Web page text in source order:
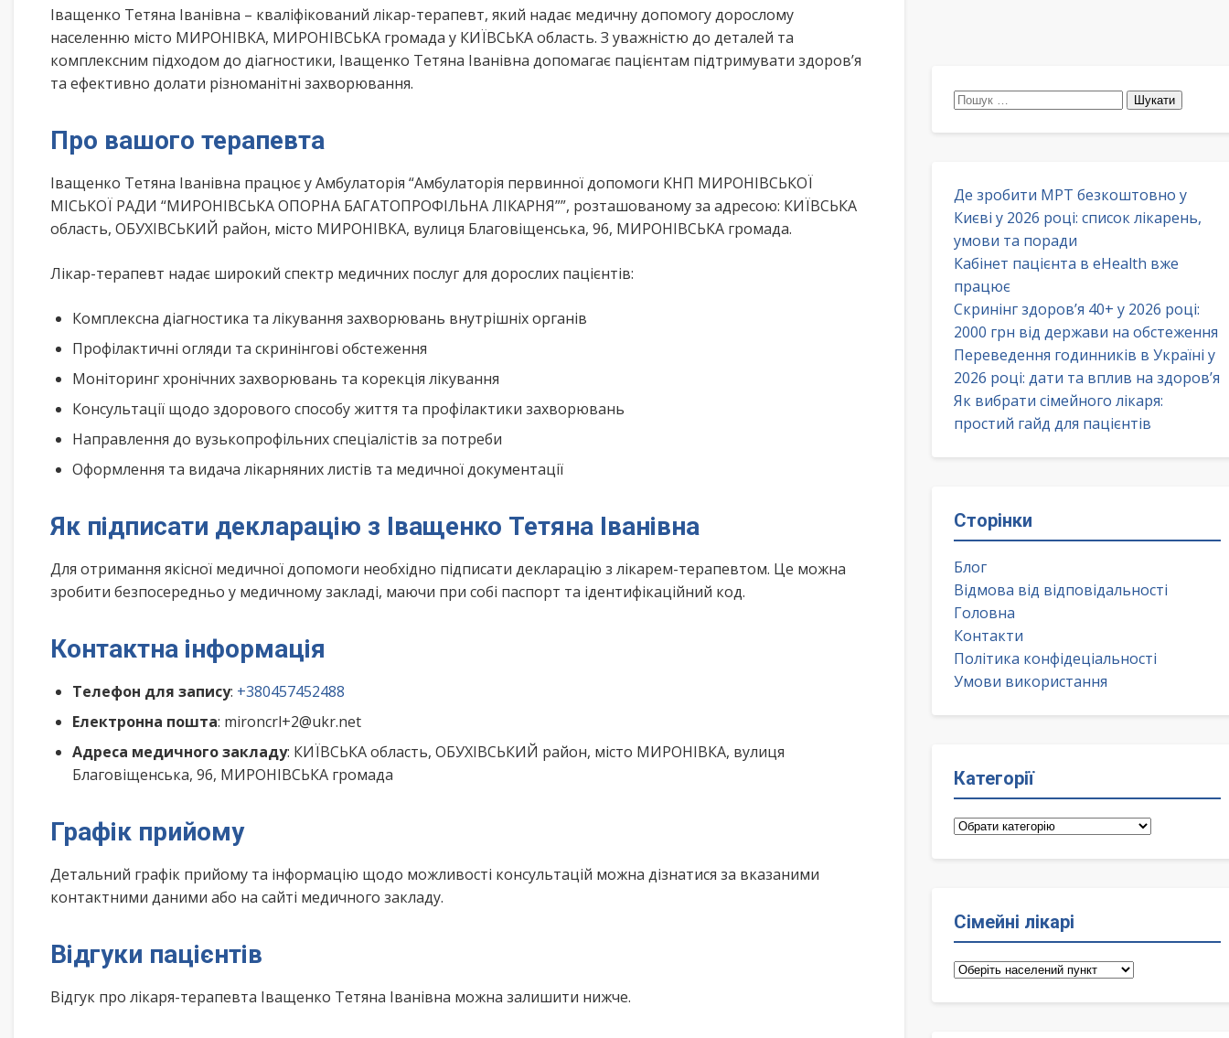
Іващенко Тетяна Іванівна – кваліфікований лікар-терапевт, який надає медичну допомогу дорослому
населенню місто МИРОНІВКА, МИРОНІВСЬКА громада у КИЇВСЬКА область. З уважністю до деталей та
комплексним підходом до діагностики, Іващенко Тетяна Іванівна допомагає пацієнтам підтримувати здоров’я
та ефективно долати різноманітні захворювання.
Про вашого терапевта
Іващенко Тетяна Іванівна працює у Амбулаторія “Амбулаторія первинної допомоги КНП МИРОНІВСЬКОЇ
МІСЬКОЇ РАДИ “МИРОНІВСЬКА ОПОРНА БАГАТОПРОФІЛЬНА ЛІКАРНЯ””, розташованому за адресою: КИЇВСЬКА
область, ОБУХІВСЬКИЙ район, місто МИРОНІВКА, вулиця Благовіщенська, 96, МИРОНІВСЬКА громада.
Лікар-терапевт надає широкий спектр медичних послуг для дорослих пацієнтів:
Комплексна діагностика та лікування захворювань внутрішніх органів
Профілактичні огляди та скринінгові обстеження
Моніторинг хронічних захворювань та корекція лікування
Консультації щодо здорового способу життя та профілактики захворювань
Направлення до вузькопрофільних спеціалістів за потреби
Оформлення та видача лікарняних листів та медичної документації
Як підписати декларацію з Іващенко Тетяна Іванівна
Для отримання якісної медичної допомоги необхідно підписати декларацію з лікарем-терапевтом. Це можна
зробити безпосередньо у медичному закладі, маючи при собі паспорт та ідентифікаційний код.
Контактна інформація
Телефон для запису: +380457452488
Електронна пошта: mironcrl+2@ukr.net
Адреса медичного закладу: КИЇВСЬКА область, ОБУХІВСЬКИЙ район, місто МИРОНІВКА, вулиця
Благовіщенська, 96, МИРОНІВСЬКА громада
Графік прийому
Детальний графік прийому та інформацію щодо можливості консультацій можна дізнатися за вказаними
контактними даними або на сайті медичного закладу.
Відгуки пацієнтів
Відгук про лікаря-терапевта Іващенко Тетяна Іванівна можна залишити нижче.
Пошук:
Де зробити МРТ безкоштовно у
Києві у 2026 році: список лікарень,
умови та поради
Кабінет пацієнта в eHealth вже
працює
Скринінг здоров’я 40+ у 2026 році:
2000 грн від держави на обстеження
Переведення годинників в Україні у
2026 році: дати та вплив на здоров’я
Як вибрати сімейного лікаря:
простий гайд для пацієнтів
Сторінки
Блог
Відмова від відповідальності
Головна
Контакти
Політика конфідеціальності
Умови використання
Категорії
Категорії
Сімейні лікарі
Сімейні